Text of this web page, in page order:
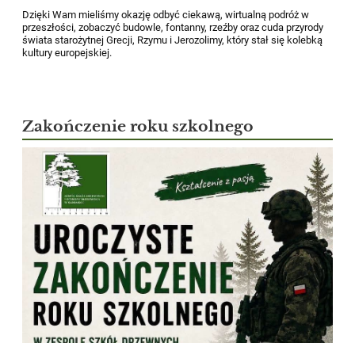
Dzięki Wam mieliśmy okazję odbyć ciekawą, wirtualną podróż w
przeszłości, zobaczyć budowle, fontanny, rzeźby oraz cuda przyrody
świata starożytnej Grecji, Rzymu i Jerozolimy, który stał się kolebką
kultury europejskiej.
Zakończenie roku szkolnego